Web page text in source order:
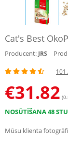
Cat's Best
Producent: JRS
101
€31.82
NOSŪTĪŠANA 48
Mūsu klienta